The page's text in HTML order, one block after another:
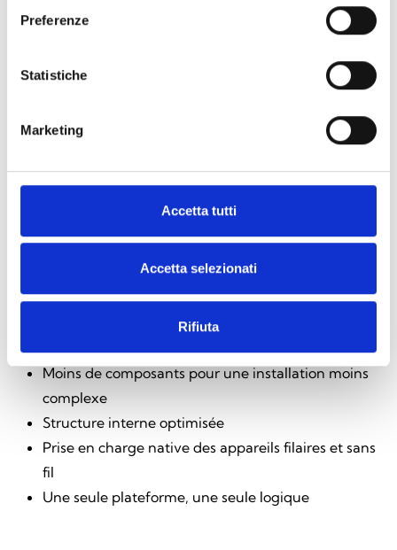
Preferenze
Statistiche
Marketing
Accetta tutti
Accetta selezionati
Rifiuta
Avantages pour l'installateur
L'intégration du module radio Air2-BS200X apporte
des avantages concrets :
Module radio déjà intégré, garantissant une
installation rapide
Moins de composants pour une installation moins
complexe
Structure interne optimisée
Prise en charge native des appareils filaires et sans
fil
Une seule plateforme, une seule logique